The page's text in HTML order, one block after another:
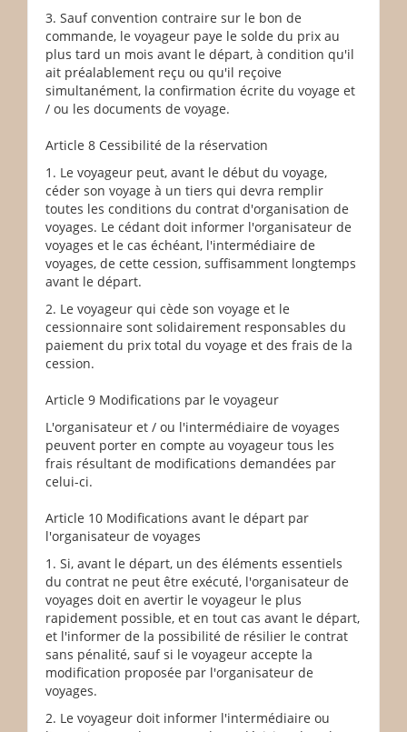
3. Sauf convention contraire sur le bon de
commande, le voyageur paye le solde du prix au
plus tard un mois avant le départ, à condition qu'il
ait préalablement reçu ou qu'il reçoive
simultanément, la confirmation écrite du voyage et
/ ou les documents de voyage.
Article 8 Cessibilité de la réservation
1. Le voyageur peut, avant le début du voyage,
céder son voyage à un tiers qui devra remplir
toutes les conditions du contrat d'organisation de
voyages. Le cédant doit informer l'organisateur de
voyages et le cas échéant, l'intermédiaire de
voyages, de cette cession, suffisamment longtemps
avant le départ.
2. Le voyageur qui cède son voyage et le
cessionnaire sont solidairement responsables du
paiement du prix total du voyage et des frais de la
cession.
Article 9 Modifications par le voyageur
L'organisateur et / ou l'intermédiaire de voyages
peuvent porter en compte au voyageur tous les
frais résultant de modifications demandées par
celui-ci.
Article 10 Modifications avant le départ par
l'organisateur de voyages
1. Si, avant le départ, un des éléments essentiels
du contrat ne peut être exécuté, l'organisateur de
voyages doit en avertir le voyageur le plus
rapidement possible, et en tout cas avant le départ,
et l'informer de la possibilité de résilier le contrat
sans pénalité, sauf si le voyageur accepte la
modification proposée par l'organisateur de
voyages.
2. Le voyageur doit informer l'intermédiaire ou